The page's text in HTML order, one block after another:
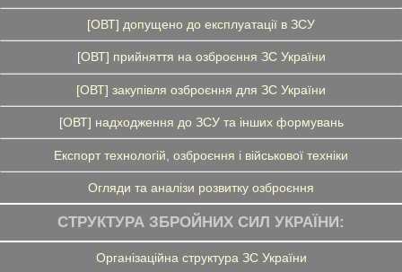
[ОВТ] допущено до експлуатації в ЗСУ
[ОВТ] прийняття на озброєння ЗС України
[ОВТ] закупівля озброєння для ЗС України
[ОВТ] надходження до ЗСУ та інших формувань
Експорт технологій, озброєння і військової техніки
Огляди та аналізи розвитку озброєння
СТРУКТУРА ЗБРОЙНИХ СИЛ УКРАЇНИ:
Організаційна структура ЗС України